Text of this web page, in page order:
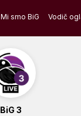
Mi smo BiG Vodič
BiG 3